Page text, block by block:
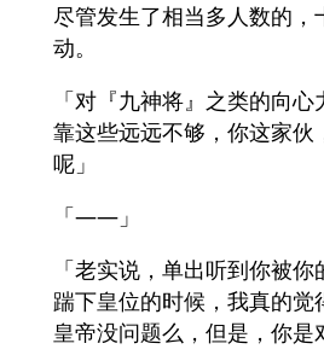
尽管发生了相当多人数的，
动。
「对『九神将』之类的向
靠这些远远不够，你这家伙
呢」
「——」
「老实说，单出听到你被
踹下皇位的时候，我真的觉
皇帝没问题么，但是，你是